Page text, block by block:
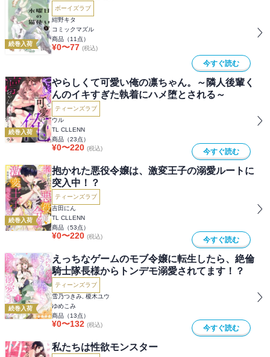
続巻入荷
ボーイズラブ
紺野キタ
コミックマズル
商品（11 点）
¥0〜77 (税込)
今すぐ読む
続巻入荷
やらしくて可愛い俺の凛ちゃん。～隣人後輩く
んのイキすぎた執着にハメ堕とされる～
ティーンズラブ
ウル
TL CLLENN
商品（23点）
¥0〜220 (税込) 今すぐ読む
続巻入荷
抱かれた悪役令嬢は、激変王子の溺愛ルートに
突入中！？
ティーンズラブ
吉田にん
TL CLLENN
商品（53点）
¥0〜220 (税込) 今すぐ読む
続巻入荷
えっちなゲームのモブ令嬢に転生したら、絶倫
騎士隊長様からトンデモ溺愛されてます！？
ティーンズラブ
雪乃つきみ, 榎木ユウ
ゆめこみ
商品（13点）
¥0〜132 (税込) 今すぐ読む
私たちは性欲モンスター